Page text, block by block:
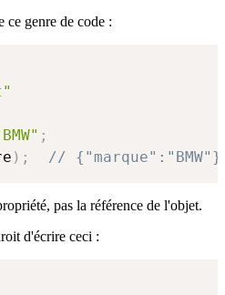
ce genre de code :
;
) ; // {"marque":"BMW"}
pas la référence de l'objet.
d'écrire ceci :